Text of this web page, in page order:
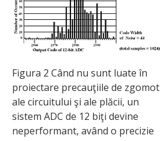
Figura 2 Când nu sunt luate în
proiectare precauţiile de zgomot
ale circuitului şi ale plăcii, un
sistem ADC de 12 biţi devine
neperformant, având o precizie